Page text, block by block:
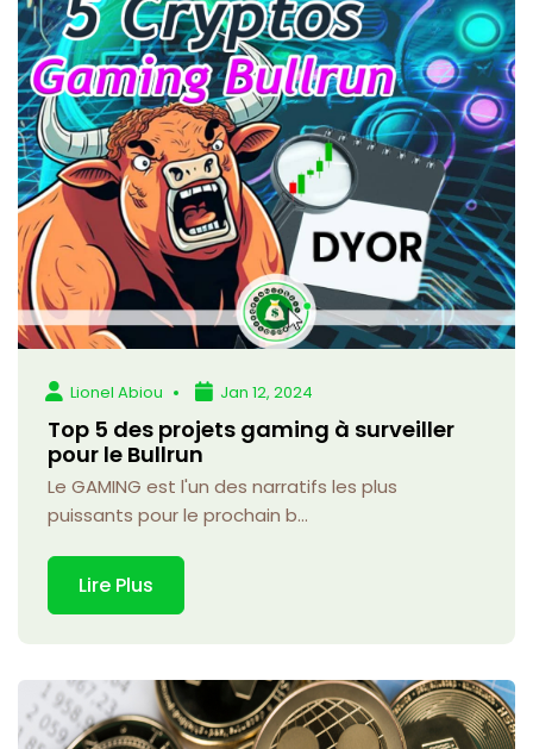
Lionel Abiou Jan 12, 2024
Top 5 des projets gaming à surveiller
pour le Bullrun
Le GAMING est l'un des narratifs les plus
puissants pour le prochain b...
Lire Plus